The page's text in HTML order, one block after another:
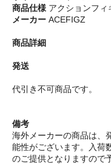
商品仕様 アクションフィ
メーカー ACEFIGZ
商品詳細
発送
代引き不可商品です。
備考
海外メーカーの商品は、
能性がございます。入荷
のご提供となりますので